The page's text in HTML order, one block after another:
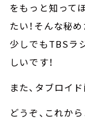
をもっと知って
たい！そんな秘
少しでもTBSラ
しいです！
また、タブロイ
どうぞ、これか